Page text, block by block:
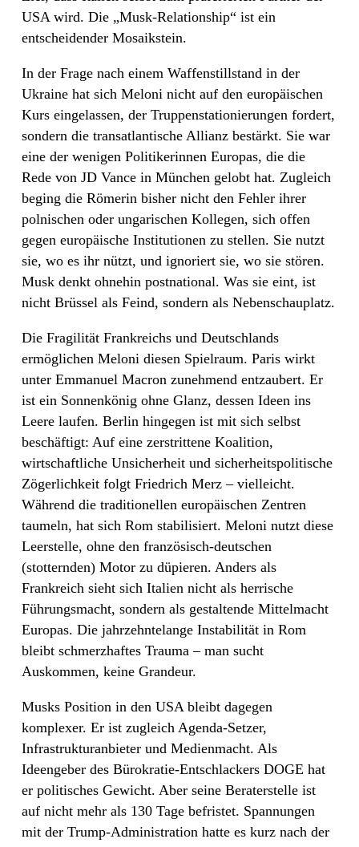
USA wird. Die „Musk-Relationship“ ist ein
entscheidender Mosaikstein.
In der Frage nach einem Waffenstillstand in der
Ukraine hat sich Meloni nicht auf den europäischen
Kurs eingelassen, der Truppenstationierungen fordert,
sondern die transatlantische Allianz bestärkt. Sie war
eine der wenigen Politikerinnen Europas, die die
Rede von JD Vance in München gelobt hat. Zugleich
beging die Römerin bisher nicht den Fehler ihrer
polnischen oder ungarischen Kollegen, sich offen
gegen europäische Institutionen zu stellen. Sie nutzt
sie, wo es ihr nützt, und ignoriert sie, wo sie stören.
Musk denkt ohnehin postnational. Was sie eint, ist
nicht Brüssel als Feind, sondern als Nebenschauplatz.
Die Fragilität Frankreichs und Deutschlands
ermöglichen Meloni diesen Spielraum. Paris wirkt
unter Emmanuel Macron zunehmend entzaubert. Er
ist ein Sonnenkönig ohne Glanz, dessen Ideen ins
Leere laufen. Berlin hingegen ist mit sich selbst
beschäftigt: Auf eine zerstrittene Koalition,
wirtschaftliche Unsicherheit und sicherheitspolitische
Zögerlichkeit folgt Friedrich Merz – vielleicht.
Während die traditionellen europäischen Zentren
taumeln, hat sich Rom stabilisiert. Meloni nutzt diese
Leerstelle, ohne den französisch-deutschen
(stotternden) Motor zu düpieren. Anders als
Frankreich sieht sich Italien nicht als herrische
Führungsmacht, sondern als gestaltende Mittelmacht
Europas. Die jahrzehntelange Instabilität in Rom
bleibt schmerzhaftes Trauma – man sucht
Auskommen, keine Grandeur.
Musks Position in den USA bleibt dagegen
komplexer. Er ist zugleich Agenda-Setzer,
Infrastrukturanbieter und Medienmacht. Als
Ideengeber des Bürokratie-Entschlackers DOGE hat
er politisches Gewicht. Aber seine Beraterstelle ist
auf nicht mehr als 130 Tage befristet. Spannungen
mit der Trump-Administration hatte es kurz nach der